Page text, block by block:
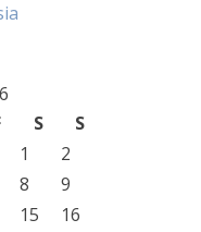
S
S
1
2
8
9
15
16